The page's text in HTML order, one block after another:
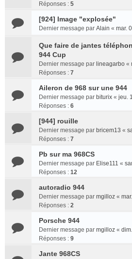
Réponses : 5
[924] Image "explosée"
Dernier message par Alain « mar.
Que faire de jantes
944 Cup
Dernier message par lineagarbo «
Réponses : 7
Aileron de 968 sur une 944
Dernier message par biturix « jeu.
Réponses : 6
[944] rouille
Dernier message par bricem13 «
Réponses : 7
Pb sur ma 968CS
Dernier message par Elise111 «
Réponses : 12
autoradio 944
Dernier message par mgilloz «
Réponses : 2
Porsche 944
Dernier message par mgilloz «
Réponses : 9
Jante 968CS